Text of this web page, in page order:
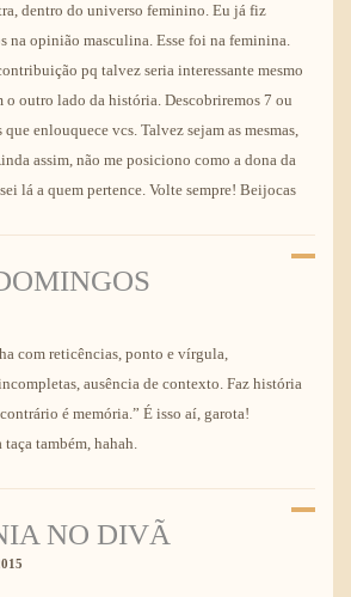
dentro do universo feminino. Eu já fiz
na opinião masculina. Esse foi na feminina.
pq talvez seria interessante mesmo
o outro lado da história. Descobriremos 7 ou
enlouquece vcs. Talvez sejam as mesmas,
assim, não me posiciono como a dona da
lá a quem pertence. Volte sempre! Beijocas
com reticências, ponto e vírgula,
ausência de contexto. Faz história
é memória.” É isso aí, garota!
também, hahah.
NO DIVÃ